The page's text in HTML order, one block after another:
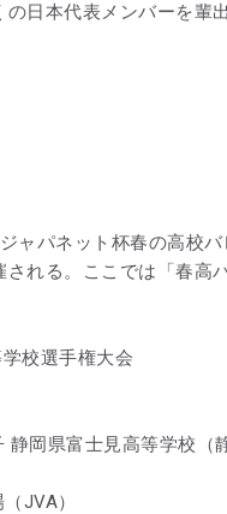
日本代表メンバーを輩
ャパネット杯春の高校
れる。ここでは「春高
校選手権大会
岡県富士見高等学校（
JVA）